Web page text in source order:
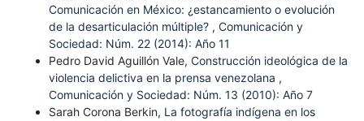
Comunicación en México: ¿estancamiento o evolución
de la desarticulación múltiple? , Comunicación y
Sociedad: Núm. 22 (2014): Año 11
Pedro David Aguillón Vale, Construcción ideológica de la
violencia delictiva en la prensa venezolana ,
Comunicación y Sociedad: Núm. 13 (2010): Año 7
Sarah Corona Berkin, La fotografía indígena en los